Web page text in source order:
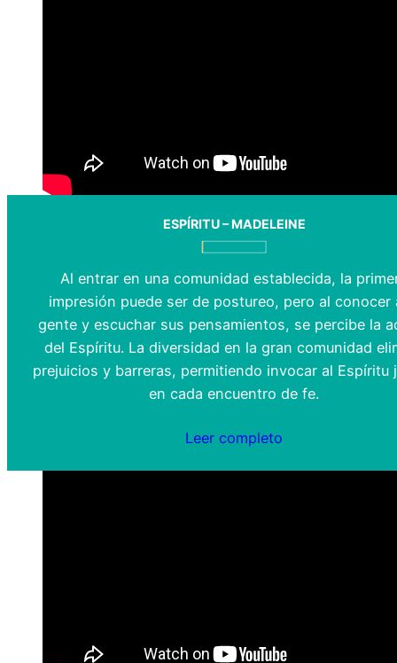
ESPÍRITU – MADELEINE
Al entrar en una comunidad establecida, la
impresión puede ser de postureo, pero al conocer
gente y escuchar sus pensamientos, se percibe la
del Espíritu. La diversidad en la gran comunidad
prejuicios y barreras, permitiendo invocar al Espíritu
en cada encuentro de fe.
Leer completo